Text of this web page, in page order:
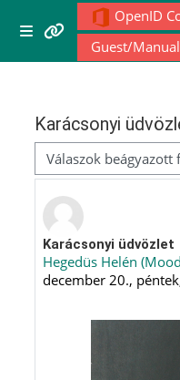
Tovább a fő tartalomhoz
OldalpanelMenu 1
Moodle
Moodle
Moodle
OpenID
Guest/
Karácsonyi
Megjelenítési mód
Karácsonyi üdvözlet
Hegedüs Helén
december 20.,
Válaszok szám: 0